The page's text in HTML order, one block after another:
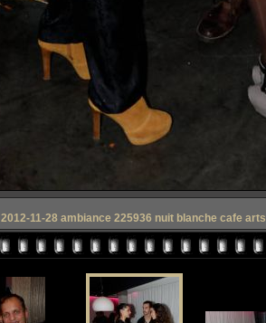
2012-11-28 ambiance 225936 nuit blanche cafe arts